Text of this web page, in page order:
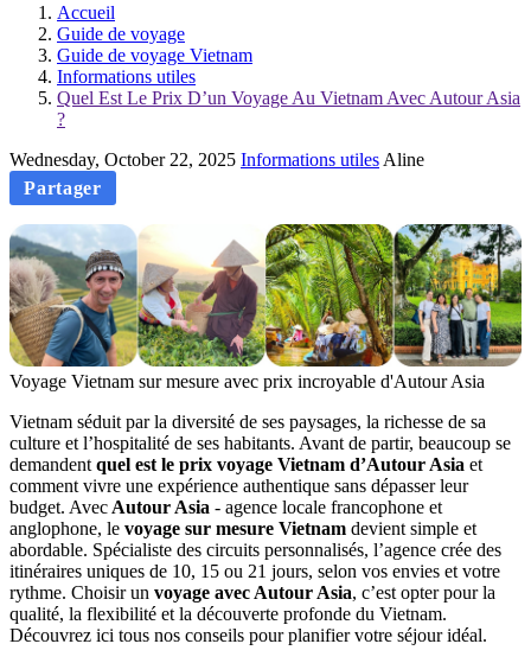
Accueil
Guide de voyage
Guide de voyage Vietnam
Informations utiles
Quel Est Le Prix D’un Voyage Au Vietnam Avec Autour Asia
?
Wednesday, October 22, 2025 Informations utiles Aline
Partager
Voyage Vietnam sur mesure avec prix incroyable d'Autour Asia
Vietnam séduit par la diversité de ses paysages, la richesse de sa
culture et l’hospitalité de ses habitants. Avant de partir, beaucoup se
demandent quel est le prix voyage Vietnam d’Autour Asia et
comment vivre une expérience authentique sans dépasser leur
budget. Avec Autour Asia - agence locale francophone et
anglophone, le voyage sur mesure Vietnam devient simple et
abordable. Spécialiste des circuits personnalisés, l’agence crée des
itinéraires uniques de 10, 15 ou 21 jours, selon vos envies et votre
rythme. Choisir un voyage avec Autour Asia, c’est opter pour la
qualité, la flexibilité et la découverte profonde du Vietnam.
Découvrez ici tous nos conseils pour planifier votre séjour idéal.